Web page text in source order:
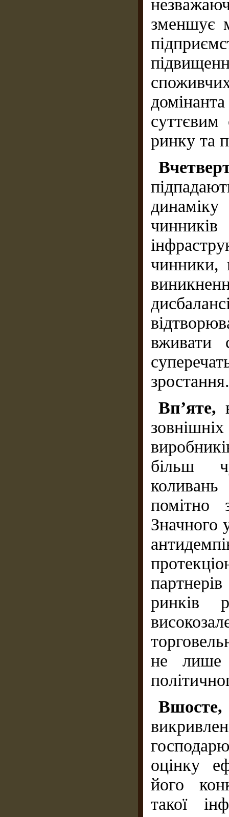
зменшує
суттєвим
ринку та
чинники,
вживати
зростання.
Вп’яте,
більш
помітно
Значного
ринків
не лише
оцінку
його
такої